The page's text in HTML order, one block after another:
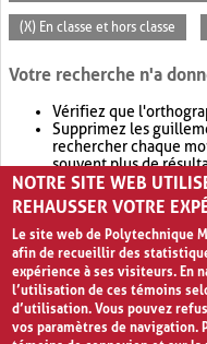
(X) En classe et hors classe
Votre recherche n'a
Vérifiez que
Supprimez les
rechercher chaque
souvent plus de
Envisagez d'élargir
retournera souvent
NOTRE SITE WEB
REHAUSSER VOTRE
Le site web de Polytechnique
afin de recueillir des
expérience à ses visiteurs. En
l’utilisation de ces témoins
d’utilisation. Vous pouvez
vos paramètres de navigation.